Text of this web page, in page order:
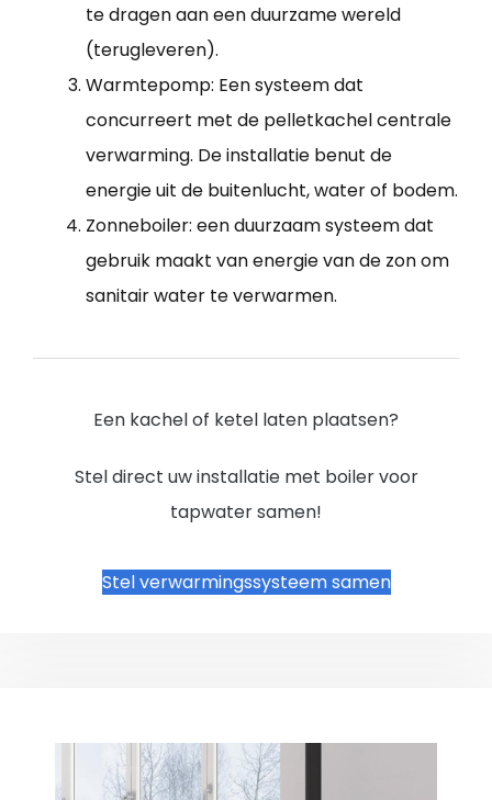
te dragen aan een duurzame wereld
(terugleveren).
Warmtepomp: Een systeem dat
concurreert met de pelletkachel centrale
verwarming. De installatie benut de
energie uit de buitenlucht, water of bodem.
Zonneboiler: een duurzaam systeem dat
gebruik maakt van energie van de zon om
sanitair water te verwarmen.
Een kachel of ketel laten plaatsen?
Stel direct uw installatie met boiler voor
tapwater samen!
Stel verwarmingssysteem samen